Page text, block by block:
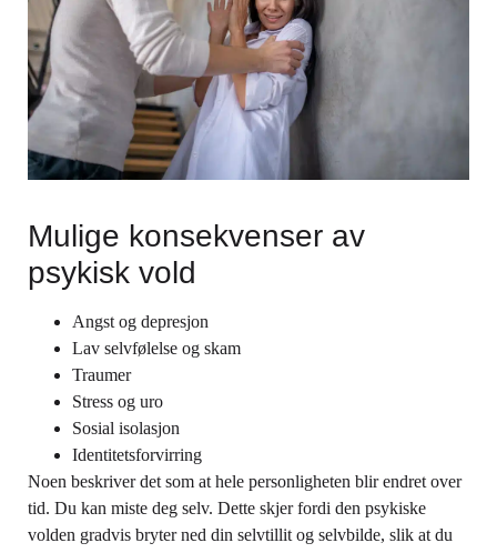
Mulige konsekvenser av
psykisk vold
Angst og depresjon
Lav selvfølelse og skam
Traumer
Stress og uro
Sosial isolasjon
Identitetsforvirring
Noen beskriver det som at hele personligheten blir endret over
tid. Du kan miste deg selv. Dette skjer fordi den psykiske
volden gradvis bryter ned din selvtillit og selvbilde, slik at du